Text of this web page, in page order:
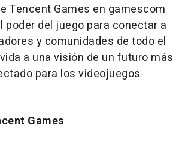
Tencent Games en gamescom
poder del juego para conectar a
y comunidades de todo el
a una visión de un futuro más
para los videojuegos
Games